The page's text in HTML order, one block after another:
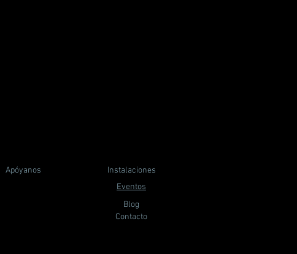
Apóyanos Instalaciones
Eventos
Blog
Contacto